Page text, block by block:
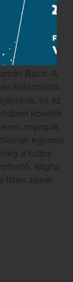
terek és
a
úgynevezett
Bach. A
különbözik,
és az
követik
anyagok
egymás
a tudós
aligha
Isten zenei